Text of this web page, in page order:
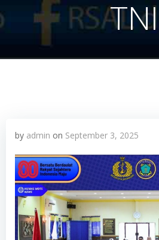
TNI
by admin on September 3, 2025